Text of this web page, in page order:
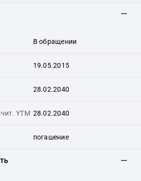
В обращении
19.05.2015
28.02.2040
YTM 28.02.2040
погашение